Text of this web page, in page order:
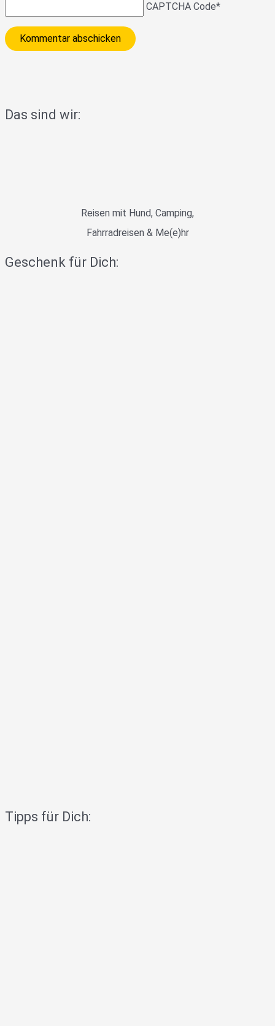
CAPTCHA Code*
Das sind wir:
Reisen mit Hund, Camping,
Fahrradreisen & Me(e)hr
Geschenk für Dich:
Tipps für Dich: